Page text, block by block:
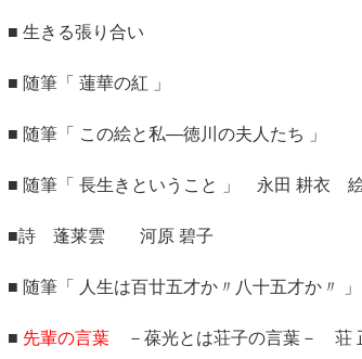
■ 生きる張り合い
■ 随筆「 蓮華の紅 」
■ 随筆「 この絵と私―徳川の夫人たち 」
■ 随筆「 長生きということ 」 永田 耕衣
■詩 蓬莱雲 河原 碧子
■ 随筆「 人生は百廿五才か〃八十五才か〃
■ 先輩の言葉 －葆光とは荘子の言葉－ 荘